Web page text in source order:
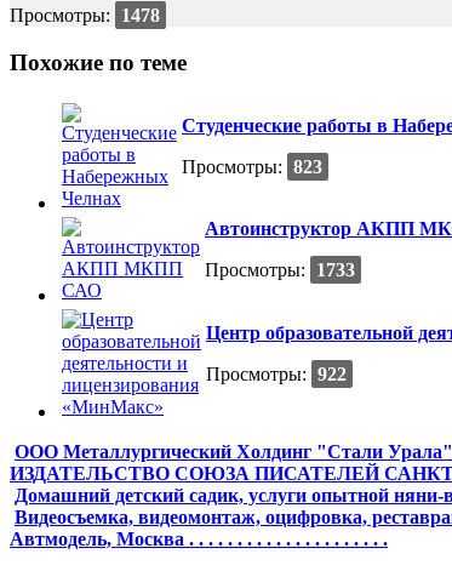
Просмотры: 1478
Похожие по теме
Студенческие работы в
Просмотры: 823
Автоинструктор АКПП
Просмотры:
1733
Центр образовательной
Просмотры: 922
ООО Металлургический Холдинг "Стали Урала"
ИЗДАТЕЛЬСТВО СОЮЗА ПИСАТЕЛЕЙ
Домашний детский садик, услуги опытной няни-
Видеосъемка, видеомонтаж, оцифровка,
Автмодель, Москва . . . . . . . . . . . . . . . . . . . . .